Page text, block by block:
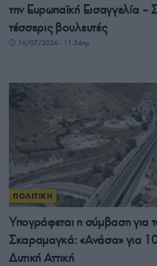
την Ευρωπαϊκή Εισαγγελία –
τέσσερις βουλευτές
16/07/2026 - 11:34πμ
ΠΟΛΙΤΙΚΗ
Υπογράφεται η σύμβαση για
Σκαραμαγκά: «Ανάσα» για
Δυτική Αττική